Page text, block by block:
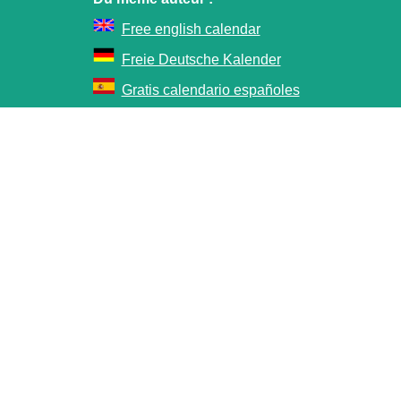
Free english calendar
Freie Deutsche Kalender
Gratis calendario españoles